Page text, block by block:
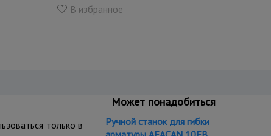
В избранное
только в
Может понадобиться
Ручной станок для гибки